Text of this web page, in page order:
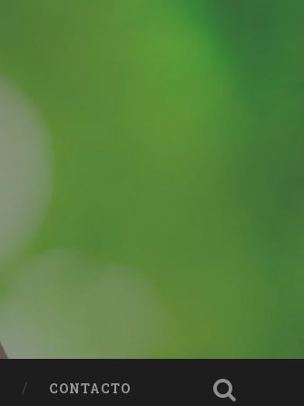
CONTACTO